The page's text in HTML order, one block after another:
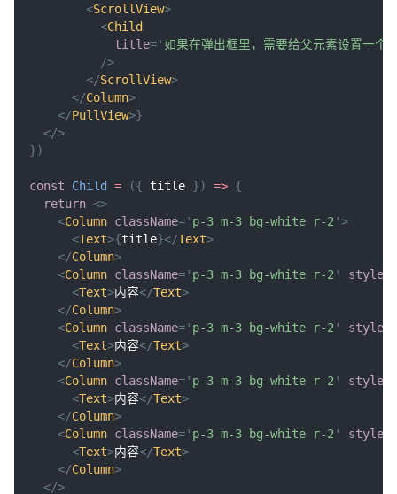
<ScrollView>
<Child
title='如果在弹出框里，需要给父元素设置一个
/>
</ScrollView>
</Column>
</PullView>}
</>
})
const Child = ({ title }) => {
return <>
<Column className=' p-3 m-3 bg-white r-2 '>
<Text>{title}</Text>
</Column>
<Column className=' p-3 m-3 bg-white r-2 ' style
<Text>内容</Text>
</Column>
<Column className=' p-3 m-3 bg-white r-2 ' style
<Text>内容</Text>
</Column>
<Column className=' p-3 m-3 bg-white r-2 ' style
<Text>内容</Text>
</Column>
<Column className=' p-3 m-3 bg-white r-2 ' style
<Text>内容</Text>
</Column>
</>